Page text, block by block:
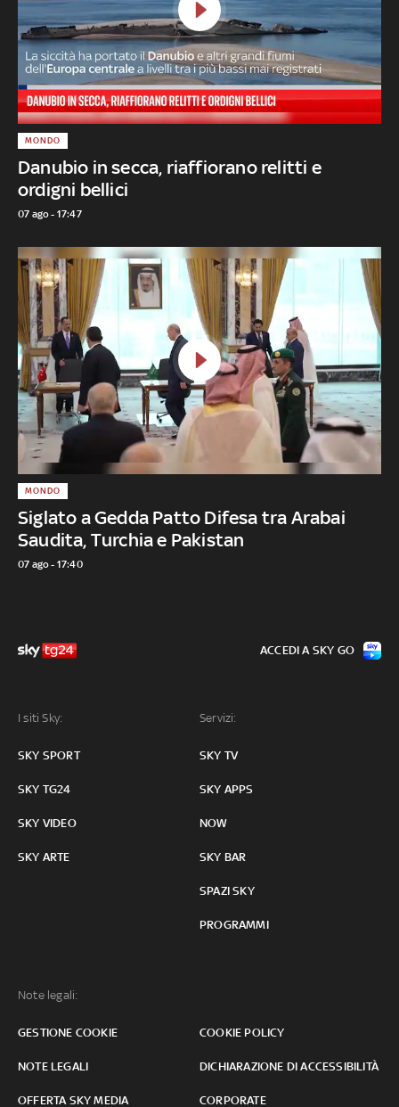
Danubio in secca, riaffiorano relitti e
ordigni bellici
MONDO
07 ago - 17:47
Siglato a Gedda Patto Difesa tra Arabai
Saudita, Turchia e Pakistan
MONDO
07 ago - 17:40
I siti Sky:
SKY SPORT
SKY TG24
SKY VIDEO
SKY ARTE
Servizi:
SKY TV
SKY APPS
NOW
SKY BAR
SPAZI SKY
PROGRAMMI
Note legali:
GESTIONE COOKIE COOKIE POLICY
NOTE LEGALI DICHIARAZIONE DI ACCESSIBILITÀ
OFFERTA SKY MEDIA CORPORATE
ACCEDI A SKY GO